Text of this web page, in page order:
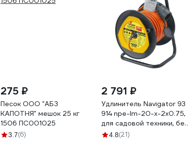
275 ₽
Песок ООО "АБЗ
КАПОТНЯ" мешок 25 кг
1506 ПС001025
3.7(6)
2 791 ₽
Удлинитель Navigator 93
914 npe-lm-20-x-2x0.75,
для садовой техники, без
заземления, 20м, Россия
4.8(21)